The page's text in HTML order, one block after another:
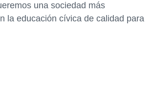
una sociedad más
la educación cívica de calidad para